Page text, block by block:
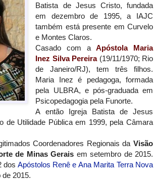
Batista de Jesus Cristo, fundada
em dezembro de 1995, a IAJC
também está presente em Curvelo
e Montes Claros.
Casado com aApóstola Maria
Inez Silva Pereira(19/11/1970; Rio
de Janeiro/RJ), tem três filhos.
Maria Inez é pedagoga, formada
pela ULBRA, e pós-graduada em
Psicopedagogia pela Funorte.
A então Igreja Batista de Jesus
de Utilidade Pública em 1999, pela Câmara
Coordenadores Regionais da Visão
de Minas Gerais em setembro de 2015.
dos Apóstolos Renê e Ana Marita Terra Nova
2015.